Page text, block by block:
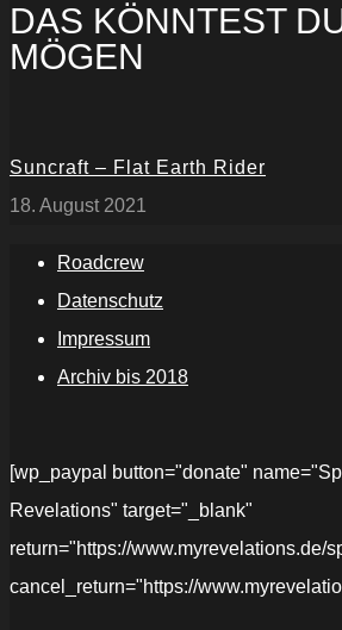
DAS KÖNNTEST
MÖGEN
Suncraft – Flat Earth Rider
18. August 2021
Roadcrew
Datenschutz
Impressum
Archiv bis 2018
[wp_paypal button="donate"
Revelations" target="_blank"
return="https://www.myrevelations.de/
cancel_return="https://